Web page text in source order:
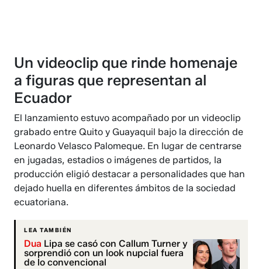
Un videoclip que rinde homenaje
a figuras que representan al
Ecuador
El lanzamiento estuvo acompañado por un videoclip
grabado entre Quito y Guayaquil bajo la dirección de
Leonardo Velasco Palomeque. En lugar de centrarse
en jugadas, estadios o imágenes de partidos, la
producción eligió destacar a personalidades que han
dejado huella en diferentes ámbitos de la sociedad
ecuatoriana.
LEA TAMBIÉN
Dua Lipa se casó con Callum Turner y
sorprendió con un look nupcial fuera
de lo convencional